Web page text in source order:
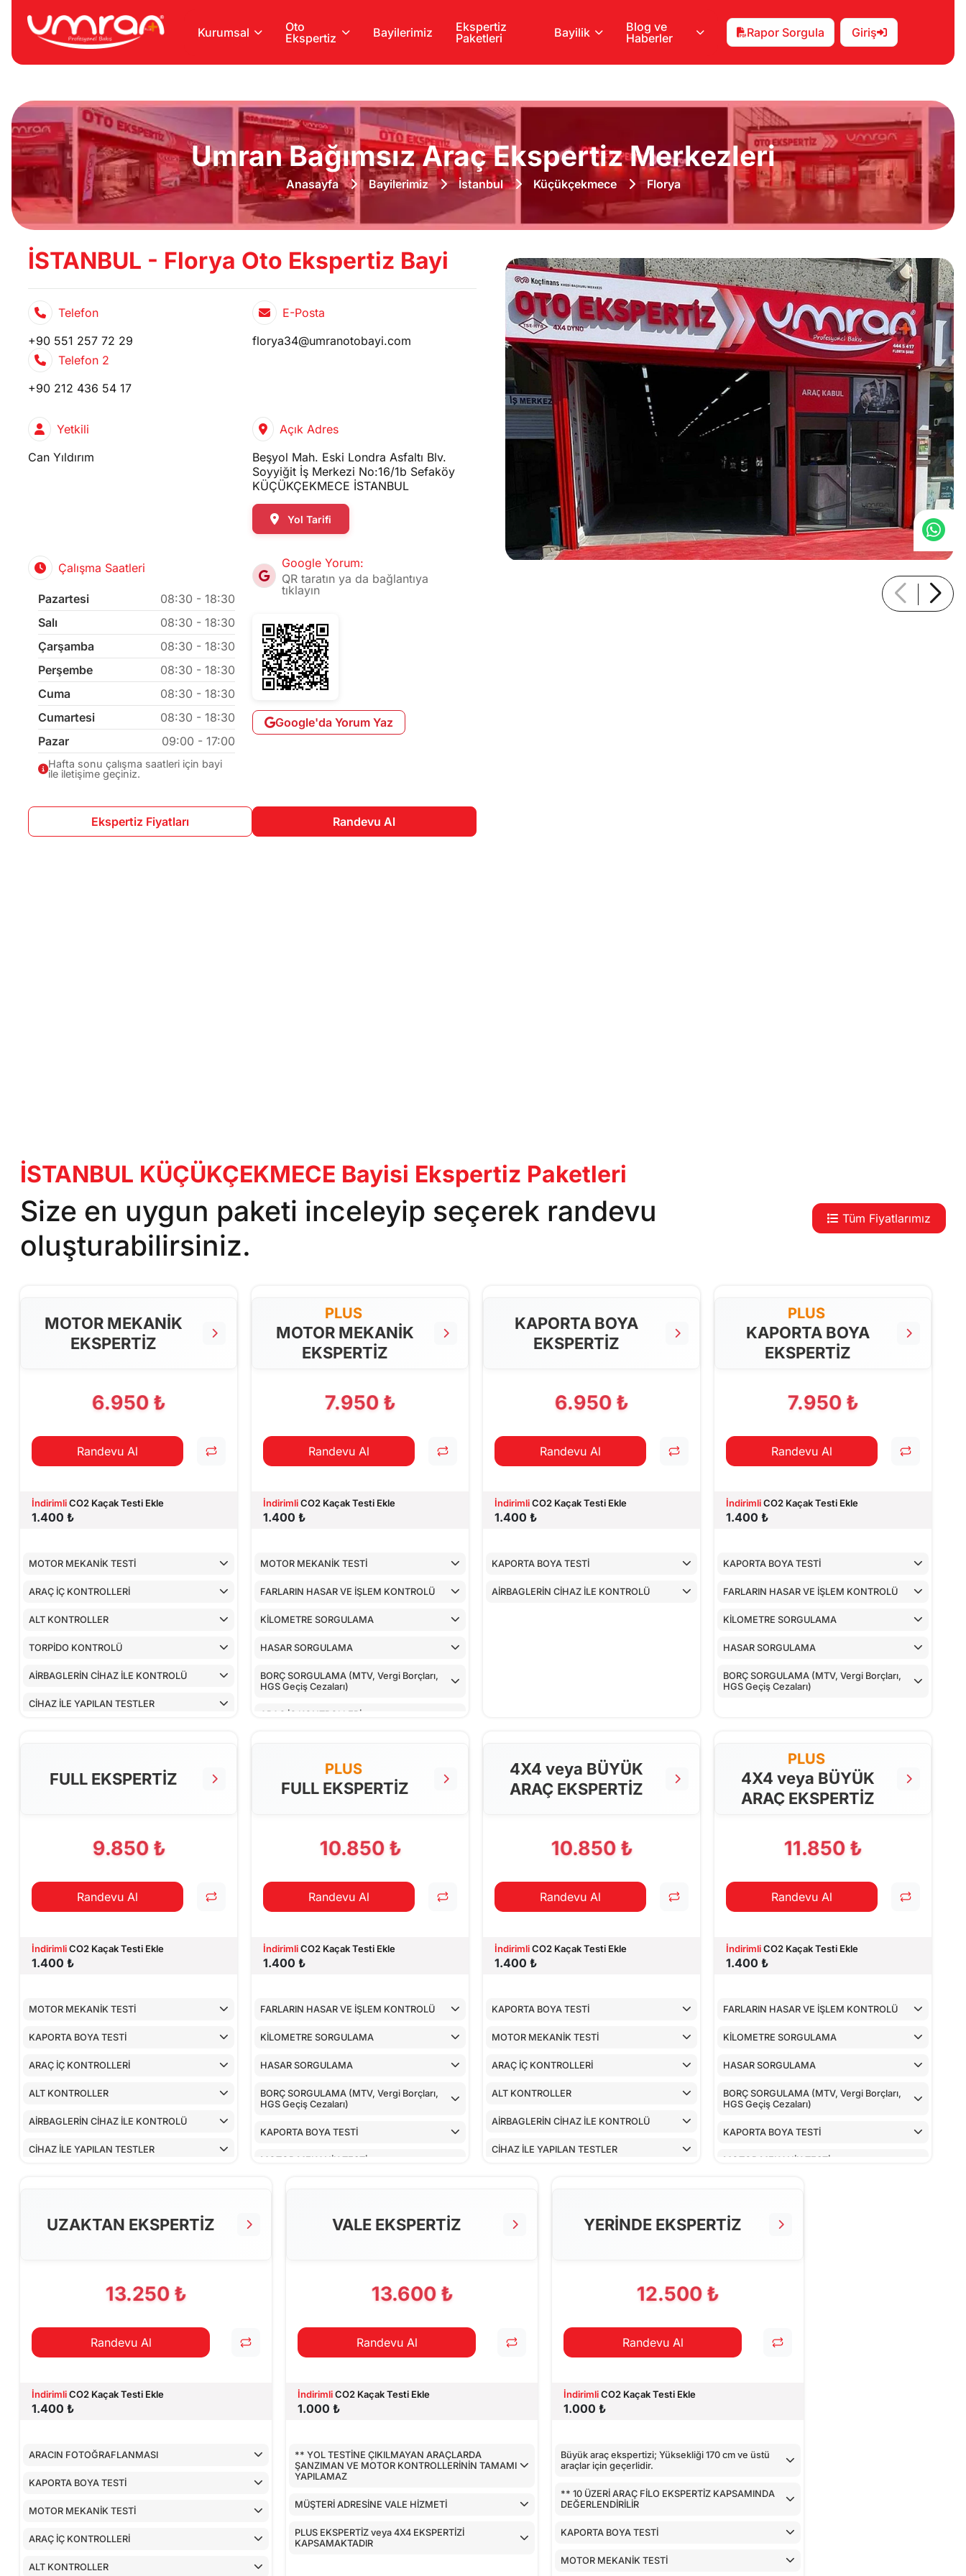
Kurumsal
Oto
Ekspertiz
Bayilerimiz
Ekspertiz
Paketleri
Bayilik
Blog ve
Haberler
Rapor Sorgula Giriş
Umran Bağımsız Araç Ekspertiz Merkezleri
Anasayfa Bayilerimiz İstanbul Küçükçekmece Florya
İSTANBUL - Florya Oto Ekspertiz Bayi
Telefon
+90 551 257 72 29
Telefon 2
+90 212 436 54 17
E-Posta
florya34@umranotobayi.com
Yetkili
Can Yıldırım
Açık Adres
Beşyol Mah. Eski Londra Asfaltı Blv.
Soyyiğit İş Merkezi No:16/1b Sefaköy
KÜÇÜKÇEKMECE İSTANBUL
Yol Tarifi
Çalışma Saatleri
Pazartesi
08:30 - 18:30
Salı
08:30 - 18:30
Çarşamba
08:30 - 18:30
Perşembe
08:30 - 18:30
Cuma
08:30 - 18:30
Cumartesi
08:30 - 18:30
Pazar
09:00 - 17:00
Hafta sonu çalışma saatleri için bayi
ile iletişime geçiniz.
Google Yorum:
QR taratın ya da bağlantıya
tıklayın
Google'da Yorum Yaz
Ekspertiz Fiyatları Randevu Al
İSTANBUL KÜÇÜKÇEKMECE Bayisi Ekspertiz Paketleri
Size en uygun paketi inceleyip seçerek randevu
oluşturabilirsiniz.
Tüm Fiyatlarımız
MOTOR MEKANİK
EKSPERTİZ
6.950 ₺
Randevu Al
İndirimliCO2 Kaçak Testi Ekle
1.400 ₺
MOTOR MEKANİK TESTİ
ARAÇ İÇ KONTROLLERİ
ALT KONTROLLER
TORPİDO KONTROLÜ
AİRBAGLERİN CİHAZ İLE KONTROLÜ
CİHAZ İLE YAPILAN TESTLER
PLUS
MOTOR MEKANİK
EKSPERTİZ
7.950 ₺
Randevu Al
İndirimliCO2 Kaçak Testi Ekle
1.400 ₺
MOTOR MEKANİK TESTİ
FARLARIN HASAR VE İŞLEM KONTROLÜ
KİLOMETRE SORGULAMA
HASAR SORGULAMA
BORÇ SORGULAMA (MTV, Vergi Borçları,
HGS Geçiş Cezaları)
ARAÇ İÇ KONTROLLERİ
TORPİDO KONTROLÜ
KAPORTA BOYA
EKSPERTİZ
6.950 ₺
Randevu Al
İndirimliCO2 Kaçak Testi Ekle
1.400 ₺
KAPORTA BOYA TESTİ
AİRBAGLERİN CİHAZ İLE KONTROLÜ
PLUS
KAPORTA BOYA
EKSPERTİZ
7.950 ₺
Randevu Al
İndirimliCO2 Kaçak Testi Ekle
1.400 ₺
KAPORTA BOYA TESTİ
FARLARIN HASAR VE İŞLEM KONTROLÜ
KİLOMETRE SORGULAMA
HASAR SORGULAMA
BORÇ SORGULAMA (MTV, Vergi Borçları,
HGS Geçiş Cezaları)
FULL EKSPERTİZ
9.850 ₺
Randevu Al
İndirimliCO2 Kaçak Testi Ekle
1.400 ₺
MOTOR MEKANİK TESTİ
KAPORTA BOYA TESTİ
ARAÇ İÇ KONTROLLERİ
ALT KONTROLLER
AİRBAGLERİN CİHAZ İLE KONTROLÜ
CİHAZ İLE YAPILAN TESTLER
PLUS
FULL EKSPERTİZ
10.850 ₺
Randevu Al
İndirimliCO2 Kaçak Testi Ekle
1.400 ₺
FARLARIN HASAR VE İŞLEM KONTROLÜ
KİLOMETRE SORGULAMA
HASAR SORGULAMA
BORÇ SORGULAMA (MTV, Vergi Borçları,
HGS Geçiş Cezaları)
KAPORTA BOYA TESTİ
MOTOR MEKANİK TESTİ
4X4 veya BÜYÜK
ARAÇ EKSPERTİZ
10.850 ₺
Randevu Al
İndirimliCO2 Kaçak Testi Ekle
1.400 ₺
KAPORTA BOYA TESTİ
MOTOR MEKANİK TESTİ
ARAÇ İÇ KONTROLLERİ
ALT KONTROLLER
AİRBAGLERİN CİHAZ İLE KONTROLÜ
CİHAZ İLE YAPILAN TESTLER
PLUS
4X4 veya BÜYÜK
ARAÇ EKSPERTİZ
11.850 ₺
Randevu Al
İndirimliCO2 Kaçak Testi Ekle
1.400 ₺
FARLARIN HASAR VE İŞLEM KONTROLÜ
KİLOMETRE SORGULAMA
HASAR SORGULAMA
BORÇ SORGULAMA (MTV, Vergi Borçları,
HGS Geçiş Cezaları)
KAPORTA BOYA TESTİ
MOTOR MEKANİK TESTİ
ALT KONTROLLER
UZAKTAN EKSPERTİZ
13.250 ₺
Randevu Al
İndirimliCO2 Kaçak Testi Ekle
1.400 ₺
ARACIN FOTOĞRAFLANMASI
KAPORTA BOYA TESTİ
MOTOR MEKANİK TESTİ
ARAÇ İÇ KONTROLLERİ
ALT KONTROLLER
VALE EKSPERTİZ
13.600 ₺
Randevu Al
İndirimliCO2 Kaçak Testi Ekle
1.000 ₺
** YOL TESTİNE ÇIKILMAYAN ARAÇLARDA
ŞANZIMAN VE MOTOR KONTROLLERİNİN TAMAMI
YAPILAMAZ
MÜŞTERİ ADRESİNE VALE HİZMETİ
PLUS EKSPERTİZ veya 4X4 EKSPERTİZİ
KAPSAMAKTADIR
YERİNDE EKSPERTİZ
12.500 ₺
Randevu Al
İndirimliCO2 Kaçak Testi Ekle
1.000 ₺
Büyük araç ekspertizi; Yüksekliği 170 cm ve üstü
araçlar için geçerlidir.
** 10 ÜZERİ ARAÇ FİLO EKSPERTİZ KAPSAMINDA
DEĞERLENDİRİLİR
KAPORTA BOYA TESTİ
MOTOR MEKANİK TESTİ